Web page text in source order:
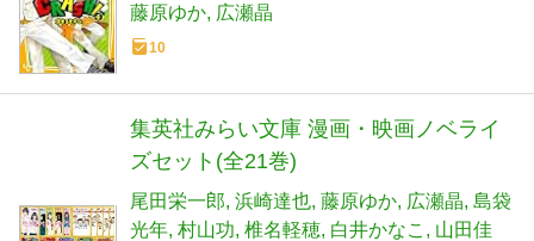
藤原ゆか 広瀬晶
10
集英社みらい文庫 漫画・映画ノベライ
ズセット(全21巻)
尾田栄一郎 浜崎達也 藤原ゆか 広瀬晶 島袋
光年 村山功 椎名軽穂 白井かなこ
山田佳